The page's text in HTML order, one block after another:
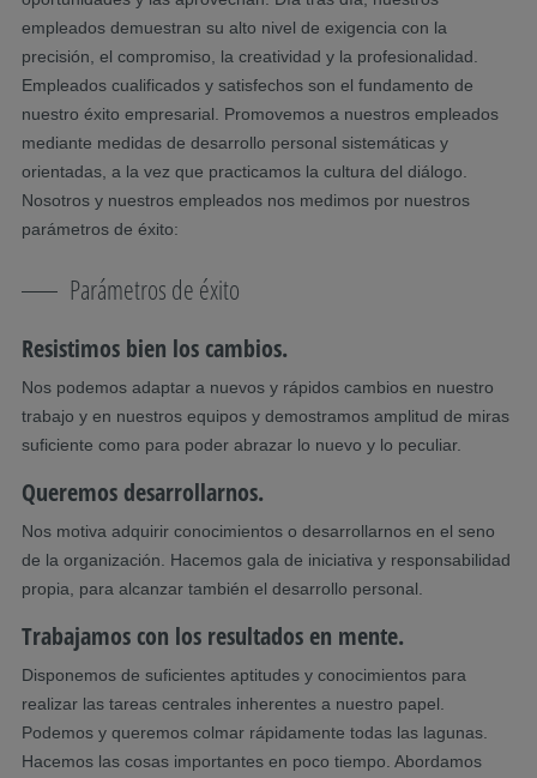
empleados demuestran su alto nivel de exigencia con la
precisión, el compromiso, la creatividad y la profesionalidad.
Empleados cualificados y satisfechos son el fundamento de
nuestro éxito empresarial. Promovemos a nuestros empleados
mediante medidas de desarrollo personal sistemáticas y
orientadas, a la vez que practicamos la cultura del diálogo.
Nosotros y nuestros empleados nos medimos por nuestros
parámetros de éxito:
Parámetros de éxito
Resistimos bien los cambios.
Nos podemos adaptar a nuevos y rápidos cambios en nuestro
trabajo y en nuestros equipos y demostramos amplitud de miras
suficiente como para poder abrazar lo nuevo y lo peculiar.
Queremos desarrollarnos.
Nos motiva adquirir conocimientos o desarrollarnos en el seno
de la organización. Hacemos gala de iniciativa y responsabilidad
propia, para alcanzar también el desarrollo personal.
Trabajamos con los resultados en mente.
Disponemos de suficientes aptitudes y conocimientos para
realizar las tareas centrales inherentes a nuestro papel.
Podemos y queremos colmar rápidamente todas las lagunas.
Hacemos las cosas importantes en poco tiempo. Abordamos